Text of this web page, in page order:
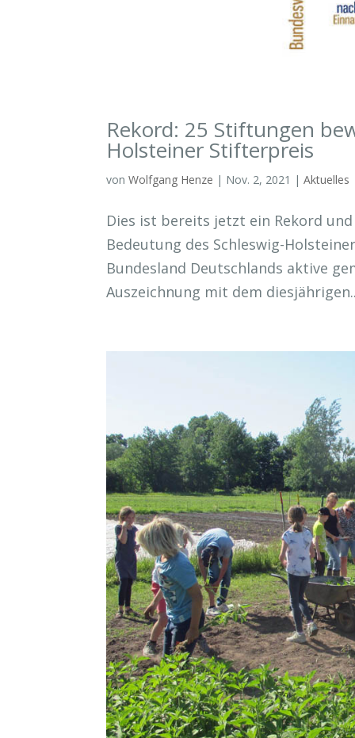
Rekord: 25 Stiftungen
Holsteiner Stifterpreis
vonWolfgang Henze | Nov. 2, 2021 |Aktuelles
Dies ist bereits jetzt ein Rekord
Bedeutung des Schleswig-
Bundesland Deutschlands aktive
Auszeichnung mit dem